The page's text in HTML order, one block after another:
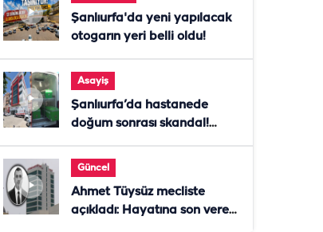
Şanlıurfa'da yeni yapılacak
otogarın yeri belli oldu!
Asayiş
Şanlıurfa’da hastanede
doğum sonrası skandal!
Güncel
Ahmet Tüysüz mecliste
açıkladı: Hayatına son veren